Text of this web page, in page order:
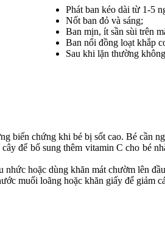
Phát ban kéo dài từ 1-5
Nốt ban đỏ và sáng;
Ban mịn, ít sần sùi trên
Ban nổi đồng loạt khắp
Sau khi lặn thường
biến chứng khi bé bị sốt cao. Bé cần
để bổ sung thêm vitamin C cho bé
hoặc dùng khăn mát chườm lên
muối loãng hoặc khăn giấy để giảm